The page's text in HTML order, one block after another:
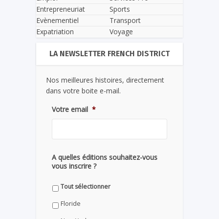
Entrepreneuriat
Evènementiel
Expatriation
Sports
Transport
Voyage
LA NEWSLETTER FRENCH DISTRICT
Nos meilleures histoires, directement
dans votre boite e-mail.
Votre email *
A quelles éditions souhaitez-vous
vous inscrire ?
Tout sélectionner
Floride